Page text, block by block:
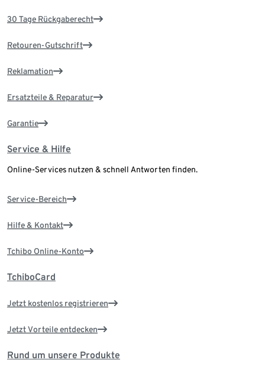
30 Tage Rückgaberecht
Retouren-Gutschrift
Reklamation
Ersatzteile & Reparatur
Garantie
Service & Hilfe
Online-Services nutzen & schnell Antworten finden.
Service-Bereich
Hilfe & Kontakt
Tchibo Online-Konto
TchiboCard
Jetzt kostenlos registrieren
Jetzt Vorteile entdecken
Rund um unsere Produkte